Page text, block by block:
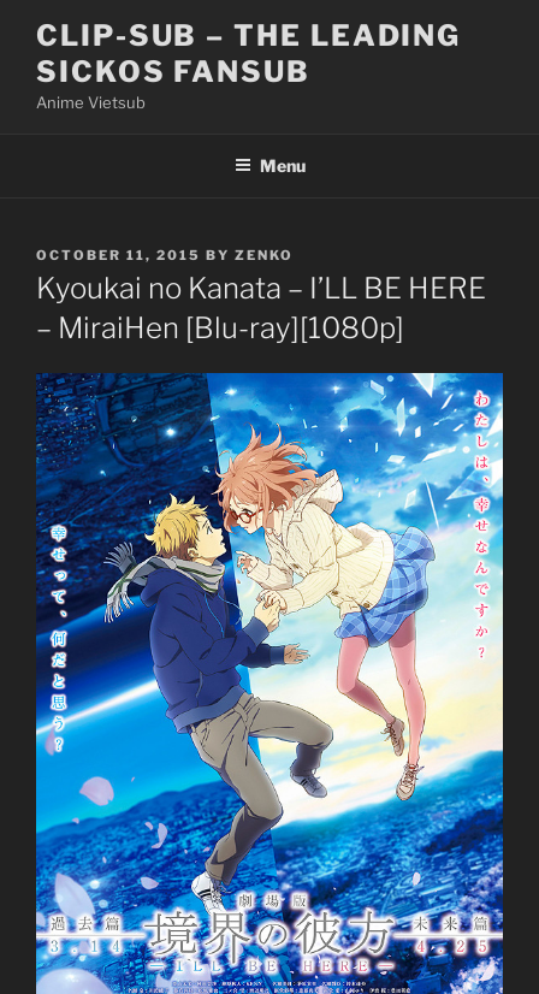
content
CLIP-SUB – THE LEADING
SICKOS FANSUB
Anime Vietsub
Menu
POSTED
ON
OCTOBER 11, 2015 BY ZENKO
Kyoukai no Kanata – I’LL BE HERE
– MiraiHen [Blu-ray][1080p]